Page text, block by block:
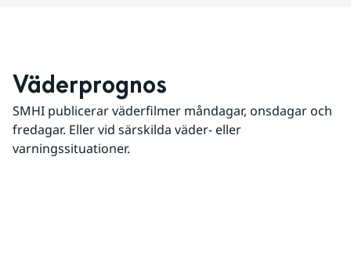
Väderprognos
SMHI publicerar väderfilmer måndagar, onsdagar och
fredagar. Eller vid särskilda väder- eller
varningssituationer.